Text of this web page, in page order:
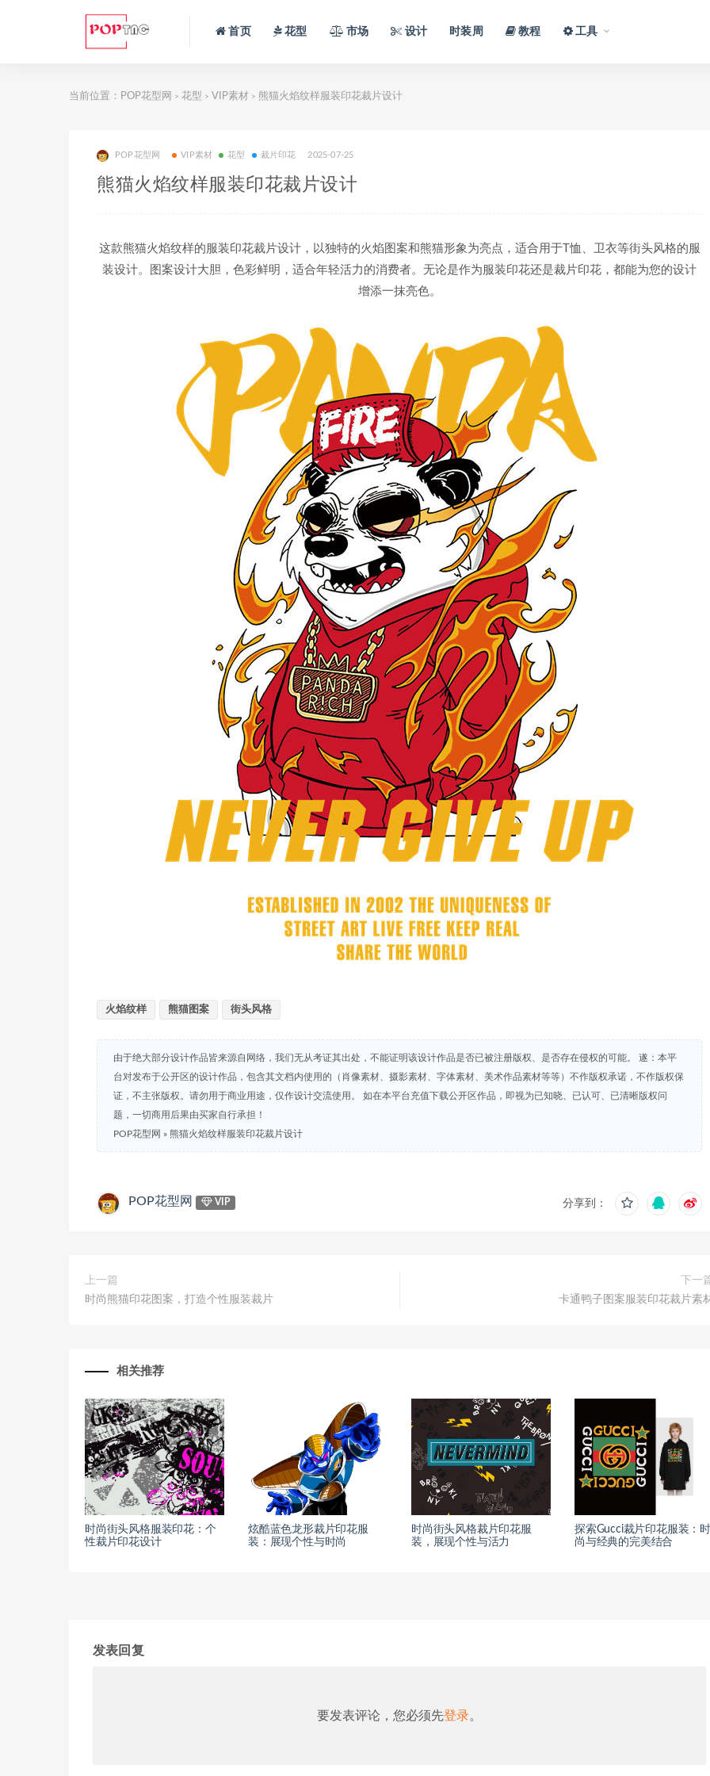
首页 花型 市场 设计 时装周 教程 工具
当前位置： POP花型网 > 花型 > VIP素材 > 熊猫火焰纹样服装印花裁片设计
POP花型网 VIP素材 花型 裁片印花 2025-07-25
熊猫火焰纹样服装印花裁片设计
这款熊猫火焰纹样的服装印花裁片设计，以独特的火焰图案和熊猫形象为亮点，适合用于T恤、卫衣等街头风格的服
装设计。图案设计大胆，色彩鲜明，适合年轻活力的消费者。无论是作为服装印花还是裁片印花，都能为您的设计
增添一抹亮色。
火焰纹样 熊猫图案 街头风格
由于绝大部分设计作品皆来源自网络，我们无从考证其出处，不能证明该设计作品是否已被注册版权、是否存在侵权的可能。 遂：本平
台对发布于公开区的设计作品，包含其文档内使用的（肖像素材、摄影素材、字体素材、美术作品素材等等）不作版权承诺，不作版权保
证，不主张版权。请勿用于商业用途，仅作设计交流使用。 如在本平台充值下载公开区作品，即视为已知晓、已认可、已清晰版权问
题，一切商用后果由买家自行承担！
POP花型网 » 熊猫火焰纹样服装印花裁片设计
POP花型网 VIP 分享到：
上一篇
时尚熊猫印花图案，打造个性服装裁片
下一
卡通鸭子图案服装印花裁片素
相关推荐
时尚街头风格服装印花：个
性裁片印花设计
炫酷蓝色龙形裁片印花服
装：展现个性与时尚
时尚街头风格裁片印花服
装，展现个性与活力
探索Gucci裁片印花服装：时
尚与经典的完美结合
发表回复
要发表评论，您必须先登录。